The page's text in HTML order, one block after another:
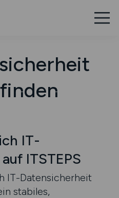
IT-
ITSTEPS
IT-Datensicherheit
stabiles,